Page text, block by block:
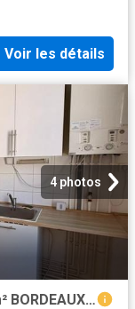
Voir les détails
4 photos
Location Appartement 3 pièces 78m² BORDEAUX 33000